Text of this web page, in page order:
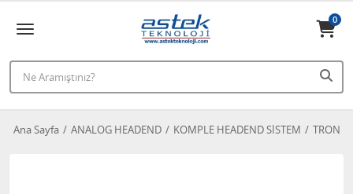
0
Ana Sayfa ANALOG HEADEND KOMPLE HEADEND SİSTEM TRON